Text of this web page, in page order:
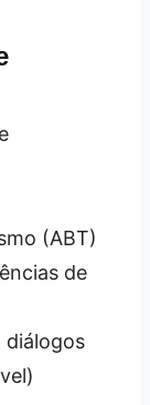
(ABT)
de
diálogos